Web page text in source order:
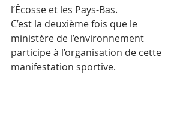
l’Écosse et les Pays-Bas.
C’est la deuxième fois que le
ministère de l’environnement
participe à l’organisation de cette
manifestation sportive.